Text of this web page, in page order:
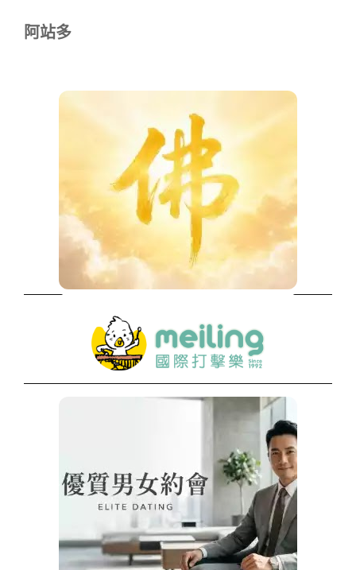
阿站多